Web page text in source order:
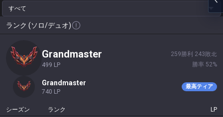
すべて
ランク (ソロ/デュオ)
grandmaster
499 LP
259 勝利 243 敗北
勝率 52%
grandmaster
740 LP
最高ティア
シーズン ランク LP